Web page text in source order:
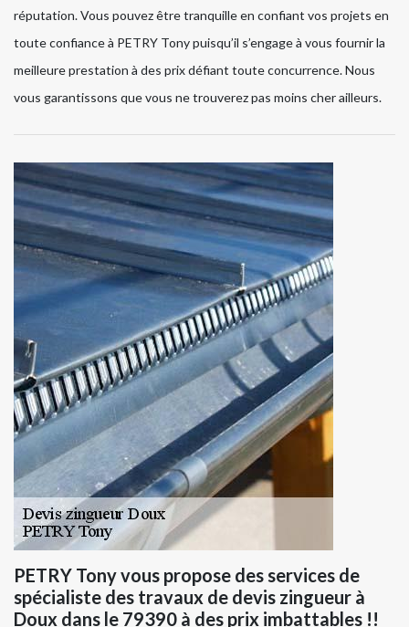
réputation. Vous pouvez être tranquille en confiant vos projets en
toute confiance à PETRY Tony puisqu’il s’engage à vous fournir la
meilleure prestation à des prix défiant toute concurrence. Nous
vous garantissons que vous ne trouverez pas moins cher ailleurs.
PETRY Tony vous propose des services de
spécialiste des travaux de devis zingueur à
Doux dans le 79390 à des prix imbattables !!